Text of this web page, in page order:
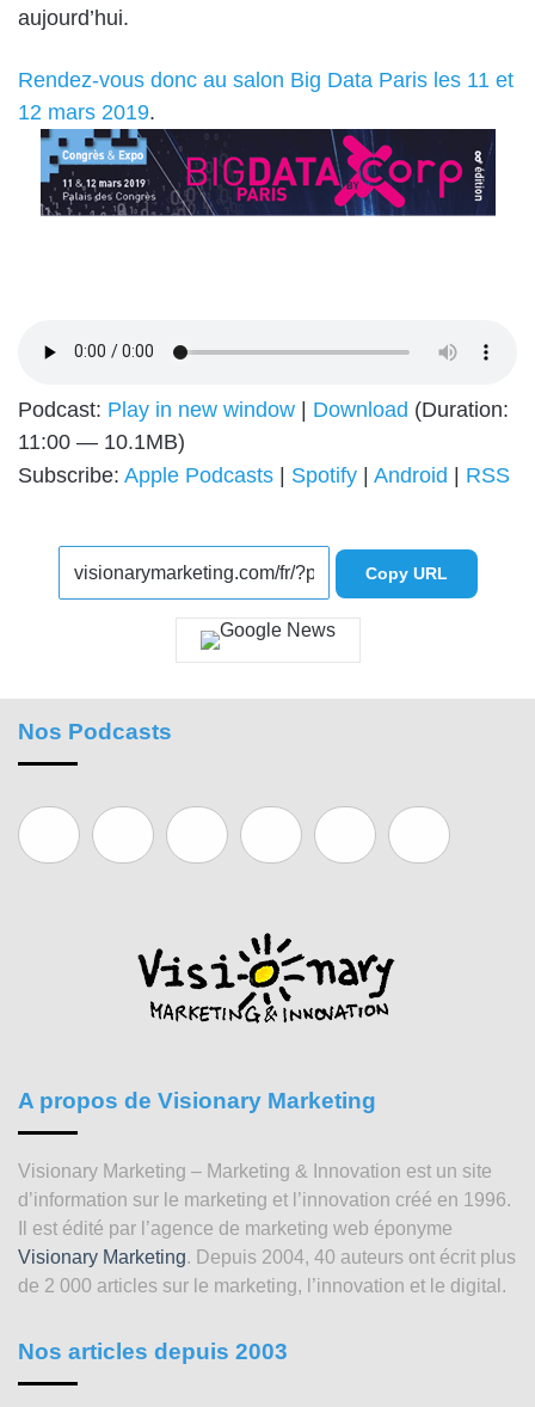
aujourd’hui.
Rendez-vous donc au salon Big Data Paris les 11 et
12 mars 2019.
Podcast: Play in new window | Download (Duration:
11:00 — 10.1MB)
Subscribe: Apple Podcasts | Spotify | Android | RSS
Copy URL
Nos Podcasts
A propos de Visionary Marketing
Visionary Marketing – Marketing & Innovation est un site
d’information sur le marketing et l’innovation créé en 1996.
Il est édité par l’agence de marketing web éponyme
Visionary Marketing. Depuis 2004, 40 auteurs ont écrit plus
de 2 000 articles sur le marketing, l’innovation et le digital.
Nos articles depuis 2003